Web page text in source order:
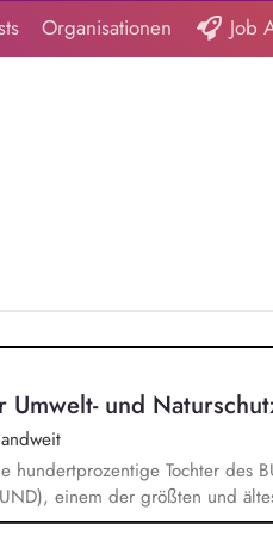
Organisationen Job
und
hundertprozentige Tochter des
einem der größten und
Mitglieder für unseren